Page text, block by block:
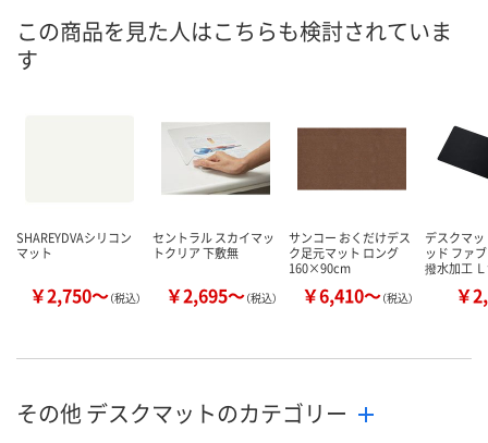
在庫 直送品 直送品 直送品
お届け日
カゴへ
数量 数量
カ
この商品を見た人はこちらも検討されていま
す
SHAREYDVAシリコン
マット
￥2,750～（税込）
セントラル スカイマッ
トクリア 下敷無
￥2,695～（税込）
サンコー おくだけデス
ク足元マット ロング
160×90cm
￥6,410～（税込）
デスクマ
ッド ファ
撥水加工
￥
その他 デスクマットのカテゴリー